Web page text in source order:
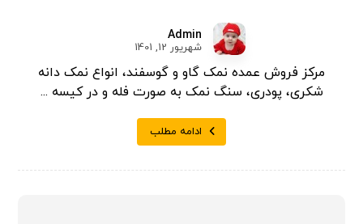
Admin
شهریور 12, 1401
مرکز فروش عمده نمک گاو و گوسفند، انواع نمک دانه
شکری، پودری، سنگ نمک به صورت فله و در کیسه ...
ادامه مطلب